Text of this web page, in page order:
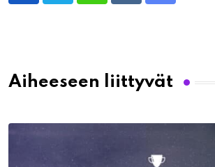
Aiheeseen liittyvät